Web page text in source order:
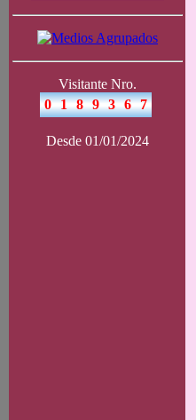
Visitante Nro.
Desde 01/01/2024